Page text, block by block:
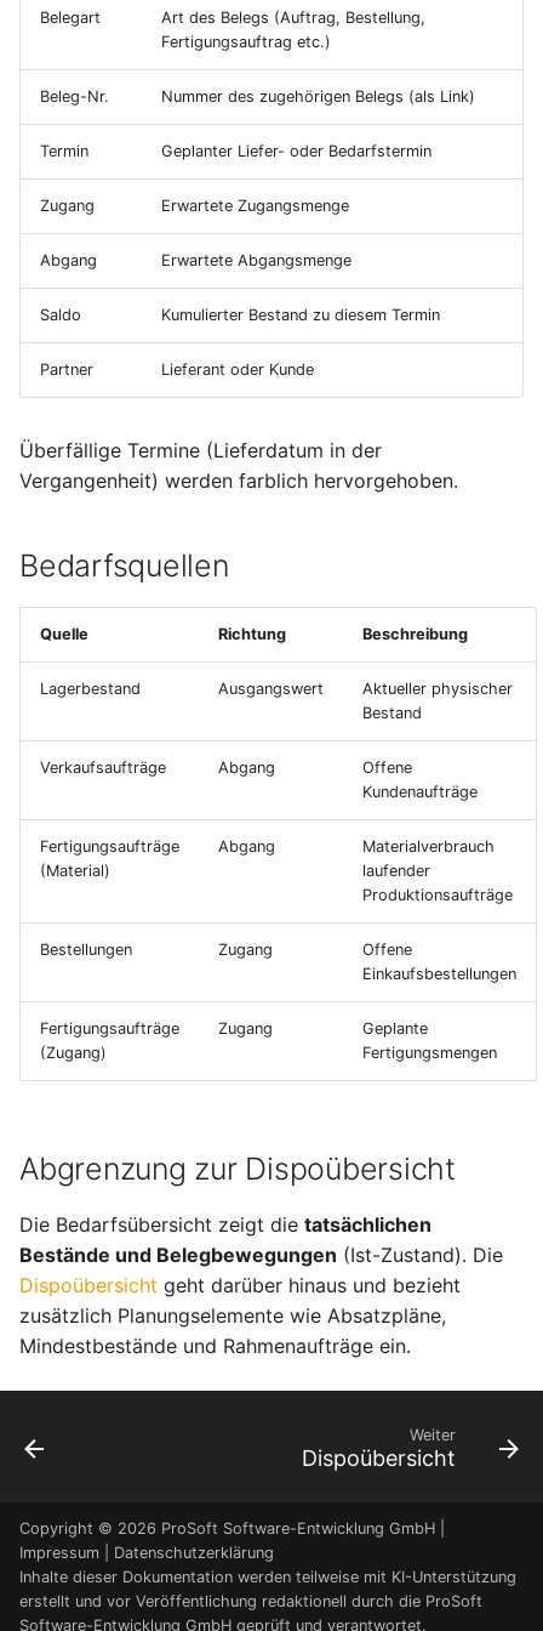
i
t
Lieferbedingungen
Versandarten
Länder
Produktkonfiguratoren
Notizen
Suchen und Filtern
Sachkonten
Steuersätze und
Steuerschlüssel
SEPA-Lastschriftmandate
Factoring
Kostenarten
Kostenträger
Bankkontoübersicht
Controlling
Gutschriftsanzeigen
Rechnungen
Verträge
Lieferpläne
Preislisten
Rabattgruppen
Frachttarife
Terminmonitor
Absatzpläne
Änderungsaufträge
Vertriebsauswertungen
Zuschlagskonfigurationen
Umlagerungsbestellungen
Einkaufsauswertungen
Betriebskalender
Werkstoffe
Materialverfügbarkeitsmonitor
Werkzeugverwaltung
Fremdfertigung
Erwartete Wareneingänge
Versanddienstleister
Normen und Vorschriften
Reklamationen
Abwesenheiten
Einschreibung
Perioden
Anwesenheit
NFC-Tags
Belegart
Art des Belegs (Auftrag, Bestellung,
Fertigungsauftrag etc.)
Beleg-Nr. Nummer des zugehörigen Belegs (als Link)
Termin Geplanter Liefer- oder Bedarfstermin
Zugang Erwartete Zugangsmenge
Abgang Erwartete Abgangsmenge
Saldo Kumulierter Bestand zu diesem Termin
Partner Lieferant oder Kunde
Überfällige Termine (Lieferdatum in der
Vergangenheit) werden farblich hervorgehoben.
Bedarfsquellen
Quelle Richtung Beschreibung
Lagerbestand Ausgangswert
Aktueller physischer
Bestand
Verkaufsaufträge Abgang
Offene
Kundenaufträge
Fertigungsaufträge
(Material)
Abgang
Materialverbrauch
laufender
Produktionsaufträge
Bestellungen Zugang
Offene
Einkaufsbestellungen
Fertigungsaufträge
(Zugang)
Zugang
Geplante
Fertigungsmengen
Abgrenzung zur Dispoübersicht
Die Bedarfsübersicht zeigt die tatsächlichen
Bestände und Belegbewegungen (Ist-Zustand). Die
Dispoübersicht geht darüber hinaus und bezieht
zusätzlich Planungselemente wie Absatzpläne,
Mindestbestände und Rahmenaufträge ein.
Weiter
Dispoübersicht
Copyright © 2026 ProSoft Software-Entwicklung GmbH |
Impressum
Datenschutzerklärung
Inhalte dieser Dokumentation werden teilweise mit KI-Unterstützung
erstellt und vor Veröffentlichung redaktionell durch die ProSoft
Software-Entwicklung GmbH geprüft und verantwortet.